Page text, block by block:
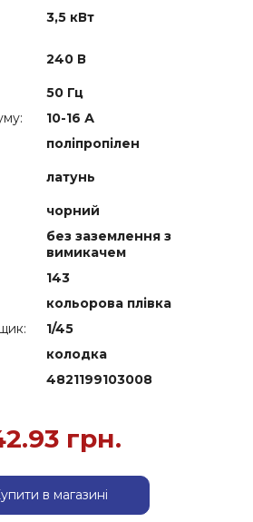
3,5 кВт
240 В
50 Гц
10-16 А
поліпропілен
латунь
чорний
без заземлення з
вимикачем
143
кольорова плівка
1/45
колодка
4821199103008
грн.
в магазині